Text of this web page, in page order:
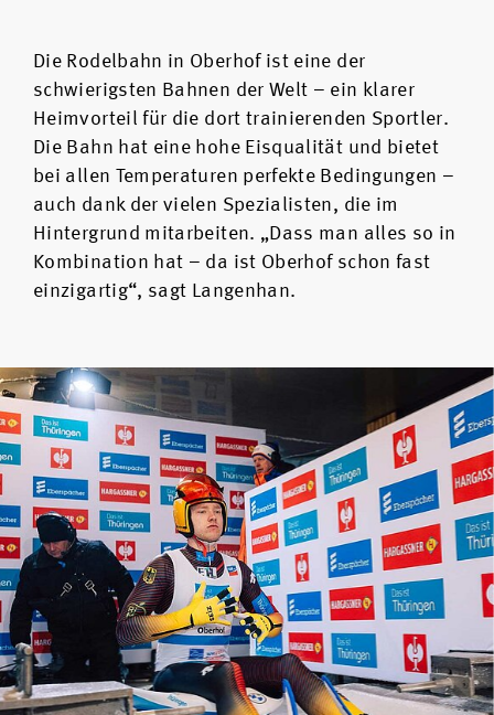
Die Rodelbahn in Oberhof ist eine der
schwierigsten Bahnen der Welt – ein klarer
Heimvorteil für die dort trainierenden Sportler.
Die Bahn hat eine hohe Eisqualität und bietet
bei allen Temperaturen perfekte Bedingungen –
auch dank der vielen Spezialisten, die im
Hintergrund mitarbeiten. „Dass man alles so in
Kombination hat – da ist Oberhof schon fast
einzigartig“, sagt Langenhan.